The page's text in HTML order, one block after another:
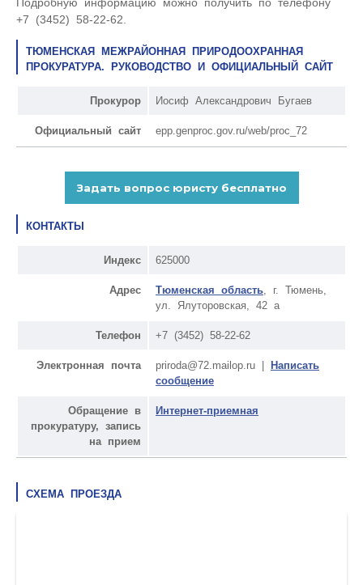
+7 (3452) 58-22-62.
ТЮМЕНСКАЯ МЕЖРАЙОННАЯ ПРИРОДООХРАННАЯ
ПРОКУРАТУРА. РУКОВОДСТВО И ОФИЦИАЛЬНЫЙ САЙТ
Прокурор Иосиф Александрович Бугаев
Официальный сайт epp.genproc.gov.ru/web/proc_72
КОНТАКТЫ
Индекс 625000
Адрес Тюменская область , г. Тюмень,
ул. Ялуторовская, 42 а
Телефон +7 (3452) 58-22-62
Электронная почта priroda@72.mailop.ru |
Написать
сообщение
Обращение в
прокуратуру, запись
на прием
Интернет-приемная
СХЕМА ПРОЕЗДА